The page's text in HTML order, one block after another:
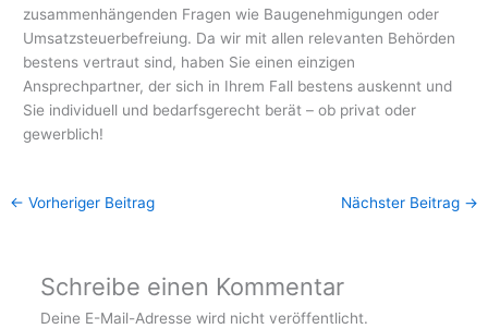
zusammenhängenden Fragen wie Baugenehmigungen oder
Umsatzsteuerbefreiung. Da wir mit allen relevanten Behörden
bestens vertraut sind, haben Sie einen einzigen
Ansprechpartner, der sich in Ihrem Fall bestens auskennt und
Sie individuell und bedarfsgerecht berät – ob privat oder
gewerblich!
← Vorheriger Beitrag Nächster Beitrag →
Schreibe einen Kommentar
Deine E-Mail-Adresse wird nicht veröffentlicht.